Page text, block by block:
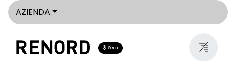
AZIENDA
Sedi